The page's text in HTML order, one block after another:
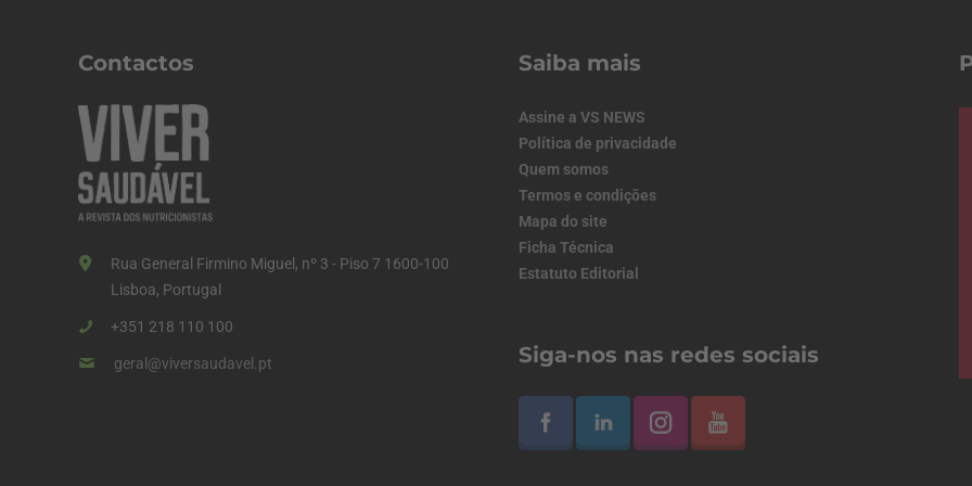
Contactos
Rua General Firmino Miguel, nº 3 - Piso 7 1600-100
Lisboa, Portugal
+351 218 110 100
geral@viversaudavel.pt
Saiba mais
Assine a VS NEWS
Política de privacidade
Quem somos
Termos e condições
Mapa do site
Ficha Técnica
Estatuto Editorial
Siga-nos nas redes sociais